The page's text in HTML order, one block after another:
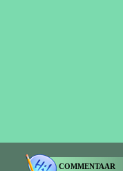
COMMENTAAR